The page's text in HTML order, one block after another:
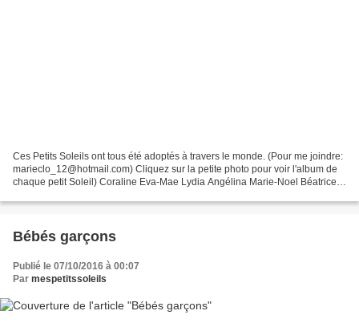
Ces Petits Soleils ont tous été adoptés à travers le monde. (Pour me joindre:
marieclo_12@hotmail.com) Cliquez sur la petite photo pour voir l'album de
chaque petit Soleil) Coraline Eva-Mae Lydia Angélina Marie-Noel Béatrice
Bébés garçons
Publié le 07/10/2016 à 00:07
Par mespetitssoleils